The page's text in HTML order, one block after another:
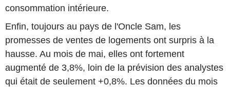
consommation intérieure.
Enfin, toujours au pays de l'Oncle Sam, les
promesses de ventes de logements ont surpris à la
hausse. Au mois de mai, elles ont fortement
augmenté de 3,8%, loin de la prévision des analystes
qui était de seulement +0,8%. Les données du mois